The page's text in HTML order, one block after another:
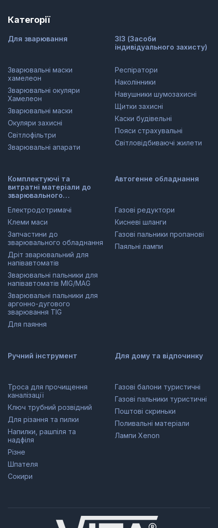
Категорії
Для зварювання
Зварювальні маски
хамелеон
Зварювальні окуляри
Хамелеон
Зварювальні маски
Окуляри захисні
Світлофільтри
Зварювальні апарати
ЗІЗ (Засоби
індивідуального захисту)
Респіратори
Наколінники
Навушники шумозахисні
Щитки захисні
Каски будівельні
Пояси страхувальні
Світловідбиваючі жилети
Комплектуючі та
витратні матеріали до
зварювального
Електродотримачі
Клеми маси
Запчастини до
зварювального обладнання
Дріт зварювальний для
напівавтоматів
Зварювальні пальники для
напівавтоматів MIG/MAG
Зварювальні пальники для
аргонно-дугового
зварювання TIG
Для паяння
Автогенне обладнання
Газові редуктори
Кисневі шланги
Газові пальники пропанові
Паяльні лампи
Ручний інструмент
Троса для прочищення
каналізації
Ключ трубний розвідний
Для різання та пилки
Напилки, рашпіля та
надфіля
Різне
Шпателя
Сокири
Для дому та відпочинку
Газові балони туристичні
Газові пальники туристичні
Поштові скриньки
Поливальні матеріали
Лампи Xenon